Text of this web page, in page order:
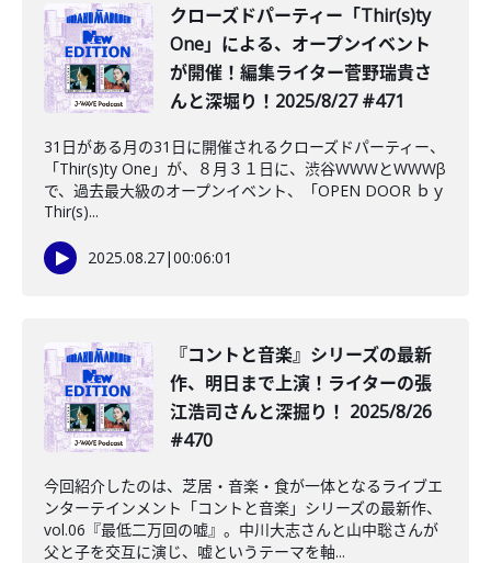
クローズドパーティー「Thir(s)ty
One」による、オープンイベント
が開催！編集ライター菅野瑞貴さ
んと深堀り！2025/8/27 #471
31日がある月の31日に開催されるクローズドパーティー、
「Thir(s)ty One」が、８月３１日に、渋谷WWWとWWWβ
で、過去最大級のオープンイベント、「OPEN DOOR ｂｙ
Thir(s)...
2025.08.27|00:06:01
『コントと音楽』シリーズの最新
作、明日まで上演！ライターの張
江浩司さんと深掘り！ 2025/8/26
#470
今回紹介したのは、芝居・音楽・食が一体となるライブエ
ンターテインメント「コントと音楽」シリーズの最新作、
vol.06『最低二万回の嘘』。中川大志さんと山中聡さんが
父と子を交互に演じ、嘘というテーマを軸...